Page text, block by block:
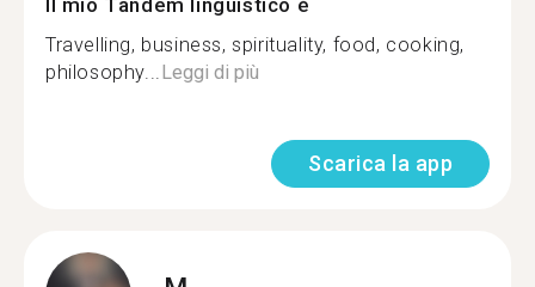
Il mio Tandem linguistico è
Travelling, business, spirituality, food, cooking,
philosophy...Leggi di più
Scarica la app